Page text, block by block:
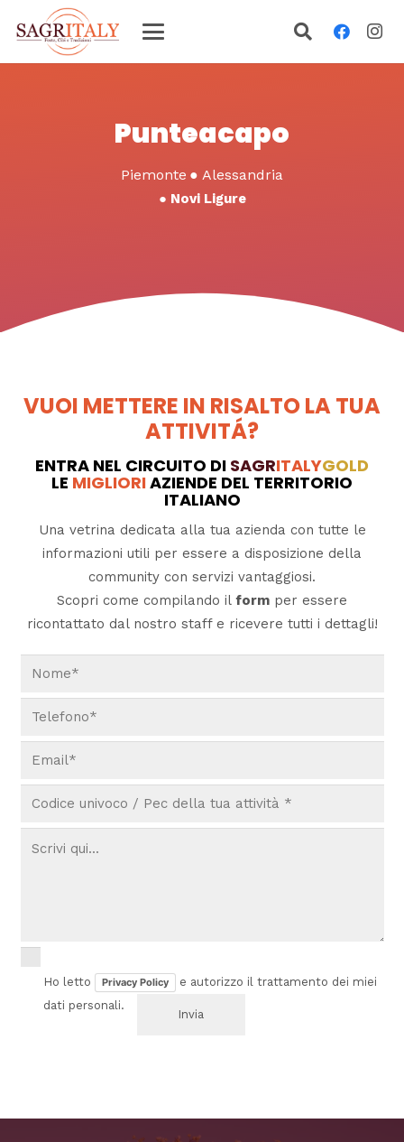
Punteacapo
Piemonte ● Alessandria
● Novi Ligure
VUOI METTERE IN RISALTO LA TUA
ATTIVITÁ?
ENTRA NEL CIRCUITO DI SAGRITALYGOLD
LE MIGLIORIAZIENDE DEL TERRITORIO
ITALIANO
Una vetrina dedicata alla tua azienda con tutte le
informazioni utili per essere a disposizione della
community con servizi vantaggiosi.
Scopri come compilando il form per essere
ricontattato dal nostro staff e ricevere tutti i dettagli!
Ho letto Privacy Policy
e autorizzo il trattamento dei miei
dati personali.